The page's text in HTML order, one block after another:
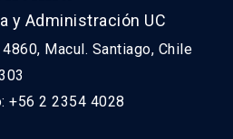
y Administración UC
Macul. Santiago, Chile
+56 2 2354 4028